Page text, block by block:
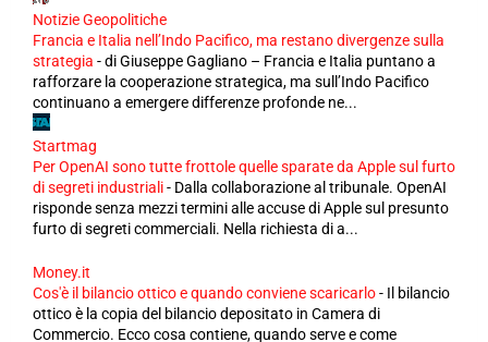
Notizie Geopolitiche
Francia e Italia nell’Indo Pacifico, ma restano divergenze sulla
strategia -di Giuseppe Gagliano – Francia e Italia puntano a
rafforzare la cooperazione strategica, ma sull’Indo Pacifico
continuano a emergere differenze profonde ne...
Startmag
Per OpenAI sono tutte frottole quelle sparate da Apple sul furto
di segreti industriali- Dalla collaborazione al tribunale. OpenAI
risponde senza mezzi termini alle accuse di Apple sul presunto
furto di segreti commerciali. Nella richiesta di a...
Money.it
Cos'è il bilancio ottico e quando conviene scaricarlo- Il bilancio
ottico è la copia del bilancio depositato in Camera di
Commercio. Ecco cosa contiene, quando serve e come